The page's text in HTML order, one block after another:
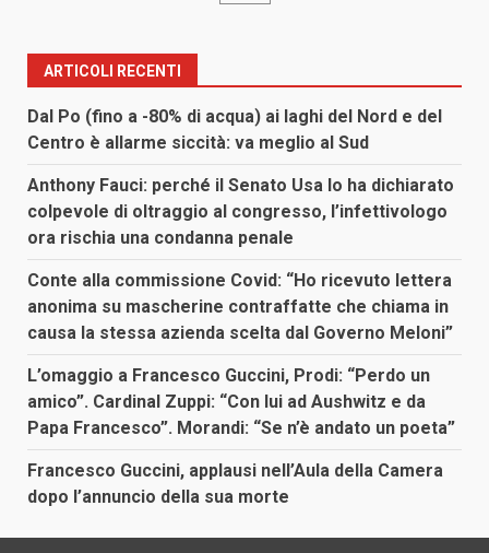
articoli
ARTICOLI RECENTI
Dal Po (fino a -80% di acqua) ai laghi del Nord e del
Centro è allarme siccità: va meglio al Sud
Anthony Fauci: perché il Senato Usa lo ha dichiarato
colpevole di oltraggio al congresso, l’infettivologo
ora rischia una condanna penale
Conte alla commissione Covid: “Ho ricevuto lettera
anonima su mascherine contraffatte che chiama in
causa la stessa azienda scelta dal Governo Meloni”
L’omaggio a Francesco Guccini, Prodi: “Perdo un
amico”. Cardinal Zuppi: “Con lui ad Aushwitz e da
Papa Francesco”. Morandi: “Se n’è andato un poeta”
Francesco Guccini, applausi nell’Aula della Camera
dopo l’annuncio della sua morte